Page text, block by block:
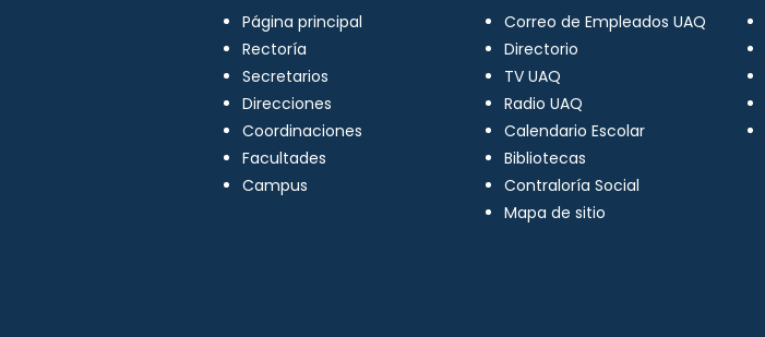
Página principal
Rectoría
Secretarios
Direcciones
Coordinaciones
Facultades
Campus
Correo de Empleados UAQ
Directorio
TV UAQ
Radio UAQ
Calendario Escolar
Bibliotecas
Contraloría Social
Mapa de sitio